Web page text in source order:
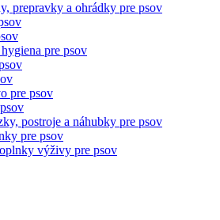
prepravky a ohrádky pre psov
pre psov
pre psov
postroje a náhubky pre psov
pre psov
výživy pre psov